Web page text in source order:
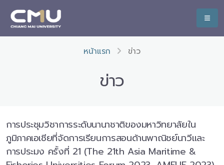
หน้าแรก ข่าว
ข่าว
การประชุมวิชาการระดับนานาชาติของมหาวิทยาลัยใน
ภูมิภาคเอเชียที่จัดการเรียนการสอนด้านพาณิชย์นาวีและ
การประมง ครั้งที่ 21 (The 21th Asia Maritime &